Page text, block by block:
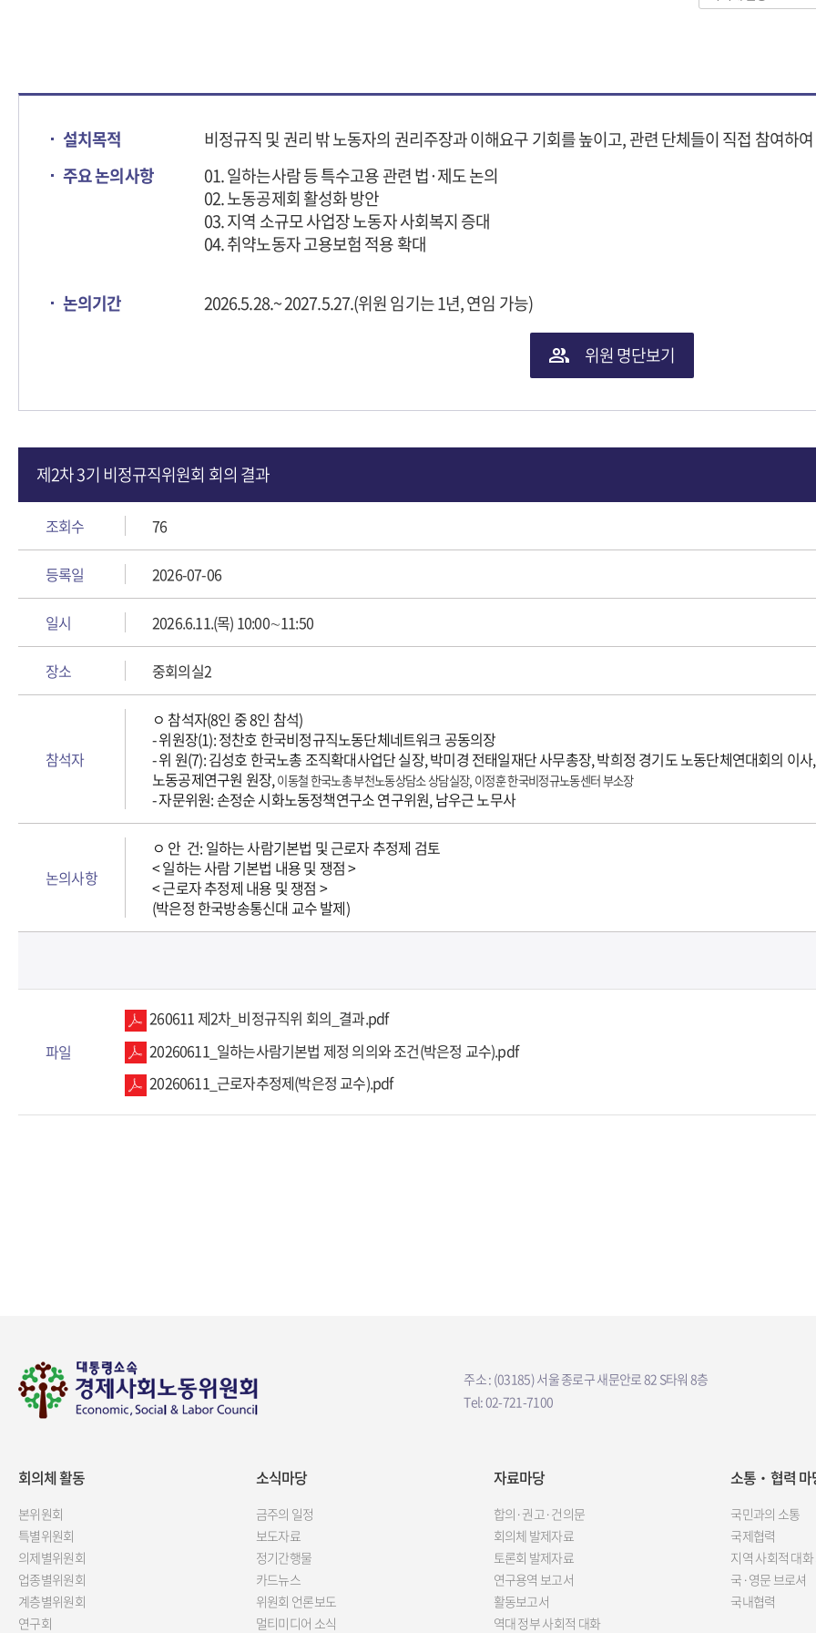
설치목적
비정규직 및 권리 밖 노동자의 권리주장과 이해요구 기회를 높이고, 관련 단체들이 직접 참여하
주요 논의사항
01. 일하는사람 등 특수고용 관련 법·제도 논의
02. 노동공제회 활성화 방안
03. 지역 소규모 사업장 노동자 사회복지 증대
04. 취약노동자 고용보험 적용 확대
논의기간 2026.5.28.~ 2027.5.27.(위원 임기는 1년, 연임 가능)
위원 명단보기
제2차 3기 비정규직위원회 회의 결과
조회수 76
등록일 2026-07-06
일시 2026.6.11.(목) 10:00∼11:50
장소 중회의실2
참석자
ㅇ 참석자(8인 중 8인 참석)
- 위원장(1): 정찬호 한국비정규직노동단체네트워크 공동의장
- 위 원(7): 김성호 한국노총 조직확대사업단 실장, 박미경 전태일재단 사무총장, 박희정 경기도 노동단체연대회의 이
노동공제연구원 원장,이동철 한국노총 부천노동상담소 상담실장, 이정훈 한국비정규노동센터 부소장
- 자문위원: 손정순 시화노동정책연구소 연구위원, 남우근 노무사
논의사항
ㅇ 안 건: 일하는 사람기본법 및 근로자 추정제 검토
< 일하는 사람 기본법 내용 및 쟁점 >
< 근로자 추정제 내용 및 쟁점 >
(박은정 한국방송통신대 교수 발제)
파일
260611 제2차_비정규직위 회의_결과.pdf
20260611_일하는사람기본법 제정 의의와 조건(박은정 교수).pdf
20260611_근로자추정제(박은정 교수).pdf
주소 : (03185) 서울 종로구 새문안로 82 S타워 8층
Tel: 02-721-7100
회의체 활동
본위원회
특별위원회
의제별위원회
업종별위원회
계층별위원회
연구회
소식마당
금주의 일정
보도자료
정기간행물
카드뉴스
위원회 언론보도
멀티미디어 소식
자료마당
합의·권고·건의문
회의체 발제자료
토론회 발제자료
연구용역 보고서
활동보고서
역대 정부 사회적 대화
소통‧협력 마
국민과의 소통
국제협력
지역 사회적 대
국·영문 브로셔
국내협력